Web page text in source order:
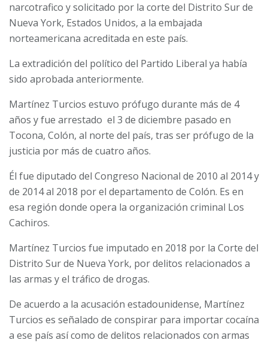
narcotrafico y solicitado por la corte del Distrito Sur de
Nueva York, Estados Unidos, a la embajada
norteamericana acreditada en este país.
La extradición del político del Partido Liberal ya había
sido aprobada anteriormente.
Martínez Turcios estuvo prófugo durante más de 4
años y fue arrestado el 3 de diciembre pasado en
Tocona, Colón, al norte del país, tras ser prófugo de la
justicia por más de cuatro años.
Él fue diputado del Congreso Nacional de 2010 al 2014 y
de 2014 al 2018 por el departamento de Colón. Es en
esa región donde opera la organización criminal Los
Cachiros.
Martínez Turcios fue imputado en 2018 por la Corte del
Distrito Sur de Nueva York, por delitos relacionados a
las armas y el tráfico de drogas.
De acuerdo a la acusación estadounidense, Martínez
Turcios es señalado de conspirar para importar cocaína
a ese país así como de delitos relacionados con armas